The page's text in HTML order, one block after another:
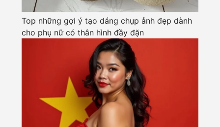
Top những gợi ý tạo dáng chụp ảnh đẹp dành
cho phụ nữ có thân hình đầy đặn